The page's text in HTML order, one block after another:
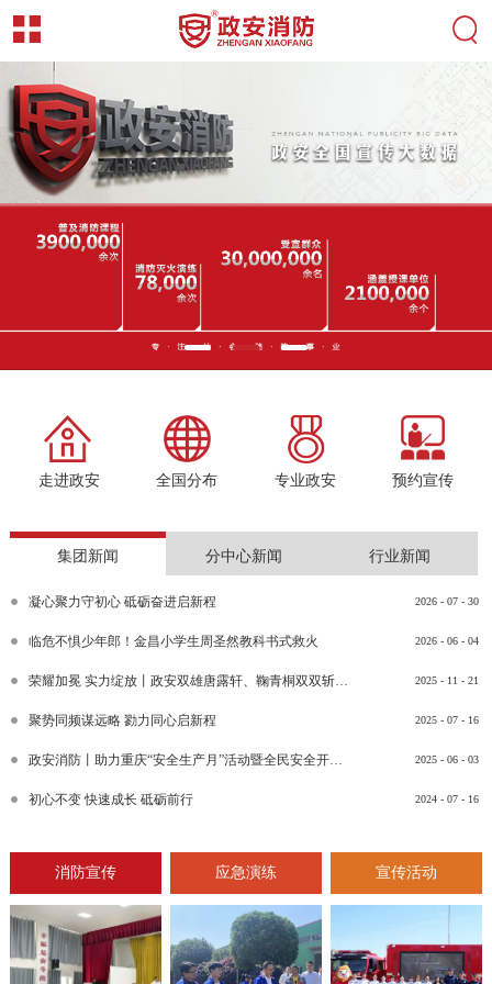
走进政安 全国分布 专业政安 预约宣传
集团新闻 分中心新闻 行业新闻
2026 - 07 - 30
凝心聚力守初心 砥砺奋进启新程
2026 - 06 - 04
临危不惧少年郎！金昌小学生周圣然教科书式救火
2025 - 11 - 21
荣耀加冕 实力绽放丨政安双雄唐露轩、鞠青桐双双斩获“渝消蓝盾讲师团金牌讲师”比武竞赛决赛大奖
2025 - 07 - 16
聚势同频谋远略 勠力同心启新程
2025 - 06 - 03
政安消防丨助力重庆“安全生产月”活动暨全民安全开放日活动
2024 - 07 - 16
初心不变 快速成长 砥砺前行
消防宣传 应急演练 宣传活动